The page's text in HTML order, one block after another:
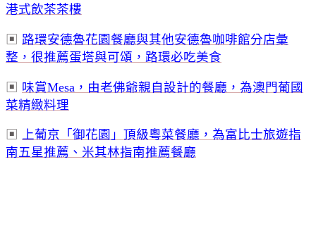
港式飲茶茶樓
▣ 路環安德魯花園餐廳與其他安德魯咖啡館分店彙
整，很推薦蛋塔與可頌，路環必吃美食
▣ 味賞Mesa，由老佛爺親自設計的餐廳，為澳門葡國
菜精緻料理
▣ 上葡京「御花園」頂級粵菜餐廳，為富比士旅遊指
南五星推薦、米其林指南推薦餐廳